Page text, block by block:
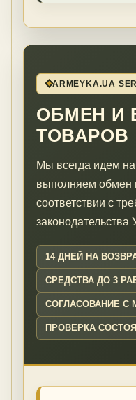
ARMEYKA.UA
ОБМЕН И
ТОВАРОВ
Мы всегда идем
выполняем обмен
соответствии с
законодательства
14 ДНЕЙ НА
СРЕДСТВА ДО 3
СОГЛАСОВАНИЕ С
ПРОВЕРКА